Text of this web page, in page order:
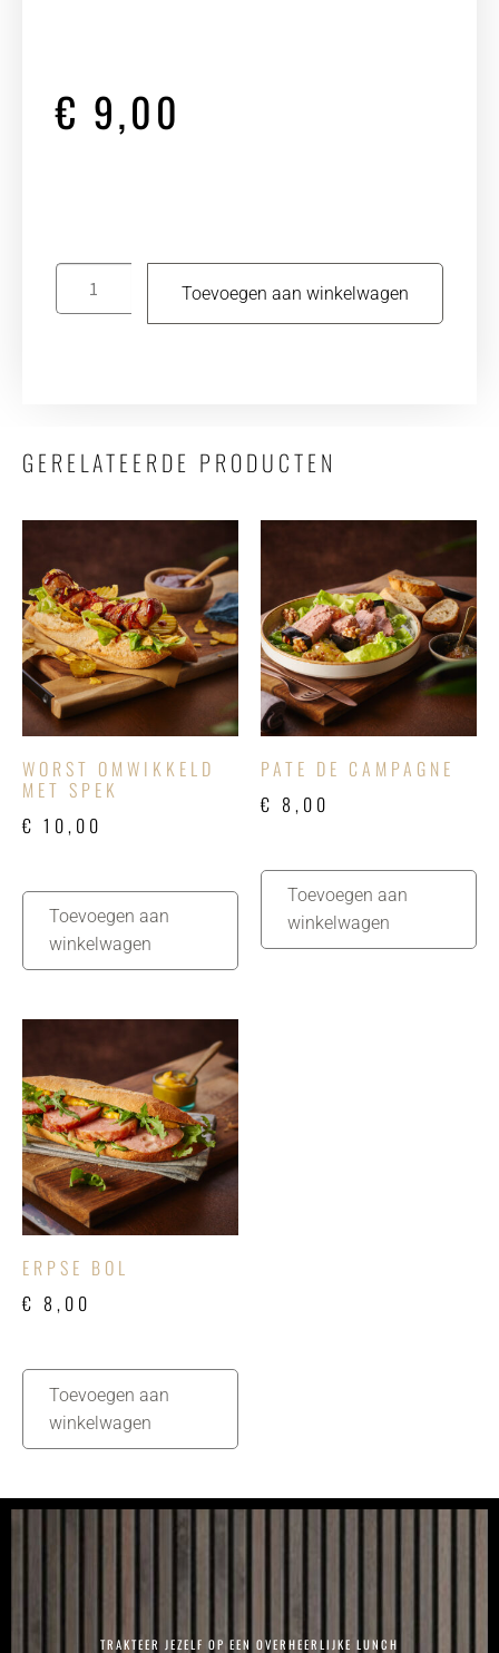
€ 9,00
Toevoegen aan winkelwagen
GERELATEERDE PRODUCTEN
WORST OMWIKKELD
MET SPEK
€ 10,00
Toevoegen aan
winkelwagen
PATE DE CAMPAGNE
€ 8,00
Toevoegen aan
winkelwagen
ERPSE BOL
€ 8,00
Toevoegen aan
winkelwagen
TRAKTEER JEZELF OP EEN OVERHEERLIJKE LUNCH